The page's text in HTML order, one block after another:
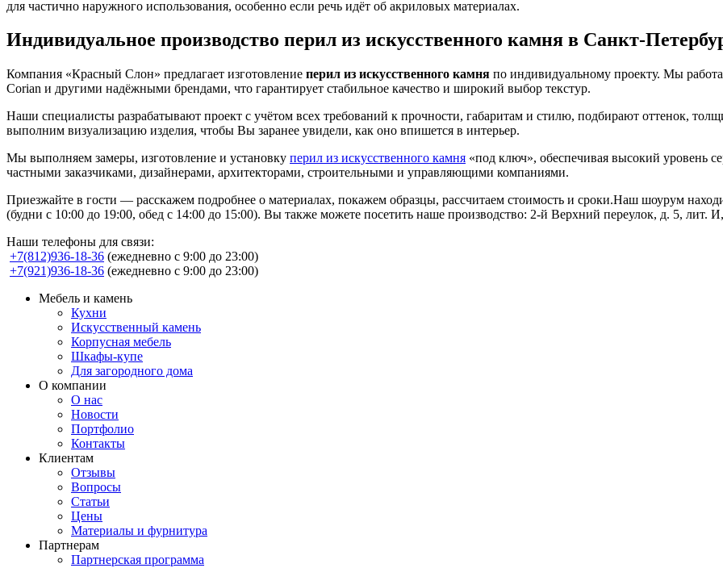
для частично наружного использования, особенно если речь идёт об акриловых материалах.
Индивидуальное производство перил из искусственного камня в Санкт-
Компания «Красный Слон» предлагает изготовление перил из искусственного камня по индивидуальному проекту. Мы
Corian и другими надёжными брендами, что гарантирует стабильное качество и широкий выбор текстур.
Наши специалисты разрабатывают проект с учётом всех требований к прочности, габаритам и стилю, подбирают оттенок,
выполним визуализацию изделия, чтобы Вы заранее увидели, как оно впишется в интерьер.
Мы выполняем замеры, изготовление и установку перил из искусственного камня «под ключ», обеспечивая высокий уровень
частными заказчиками, дизайнерами, архитекторами, строительными и управляющими компаниями.
Приезжайте в гости — расскажем подробнее о материалах, покажем образцы, рассчитаем стоимость и сроки.Наш шоурум
(будни с 10:00 до 19:00, обед с 14:00 до 15:00). Вы также можете посетить наше производство: 2-й Верхний переулок, д. 5, лит.
Наши телефоны для связи:
+7(812)936-18-36 (ежедневно с 9:00 до 23:00)
+7(921)936-18-36 (ежедневно с 9:00 до 23:00)
Мебель и камень
Кухни
Искусственный камень
Корпусная мебель
Шкафы-купе
Для загородного дома
О компании
О нас
Новости
Портфолио
Контакты
Клиентам
Отзывы
Вопросы
Статьи
Цены
Материалы и фурнитура
Партнерам
Партнерская программа